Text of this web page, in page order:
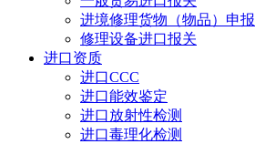
进境修理货物（物品）申报
修理设备进口报关
进口资质
进口CCC
进口能效鉴定
进口放射性检测
进口毒理化检测